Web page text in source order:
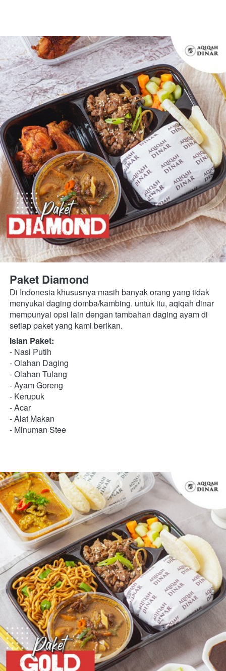
Paket Diamond
Di Indonesia khususnya masih banyak orang yang tidak
menyukai daging domba/kambing. untuk itu, aqiqah dinar
mempunyai opsi lain dengan tambahan daging ayam di
setiap paket yang kami berikan.
Isian Paket:
- Nasi Putih
- Olahan Daging
- Olahan Tulang
- Ayam Goreng
- Kerupuk
- Acar
- Alat Makan
- Minuman Stee